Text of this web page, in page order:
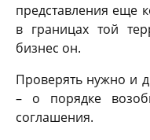
представления еще
в границах той
бизнес он.
Проверять нужно и
– о порядке
соглашения.